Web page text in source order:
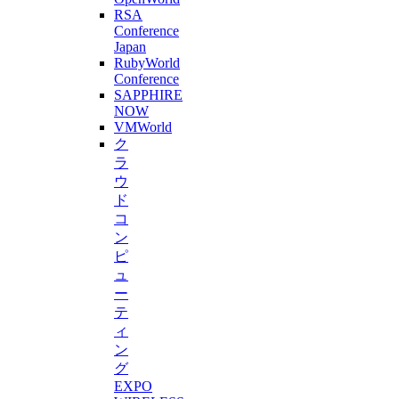
RSA
Conference
Japan
RubyWorld
Conference
SAPPHIRE
NOW
VMWorld
ク
ラ
ウ
ド
コ
ン
ピ
ュ
ー
テ
ィ
ン
グ
EXPO